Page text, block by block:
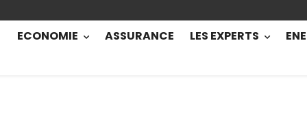
ECONOMIE ASSURANCE LES EXPERTS